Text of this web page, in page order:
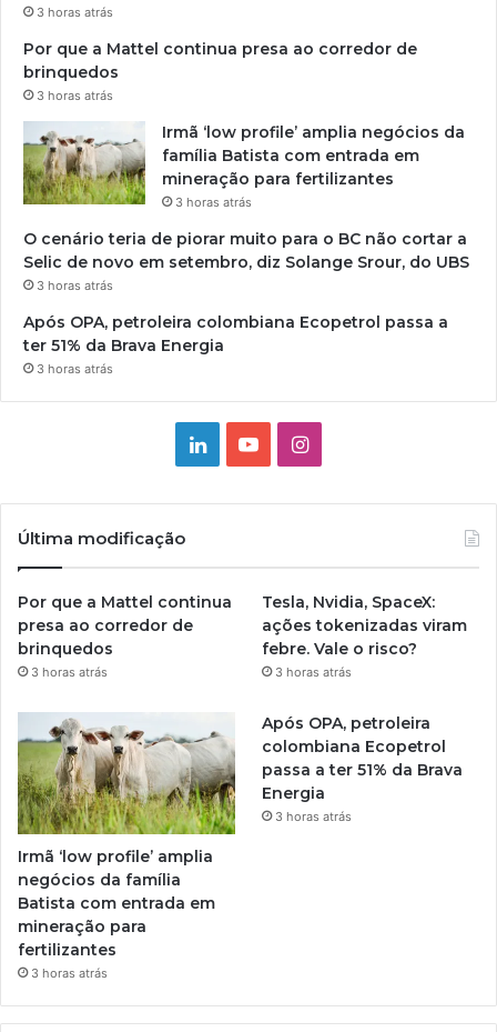
3 horas atrás
Por que a Mattel continua presa ao corredor de
brinquedos
3 horas atrás
Irmã ‘low profile’ amplia negócios da
família Batista com entrada em
mineração para fertilizantes
3 horas atrás
O cenário teria de piorar muito para o BC não cortar a
Selic de novo em setembro, diz Solange Srour, do UBS
3 horas atrás
Após OPA, petroleira colombiana Ecopetrol passa a
ter 51% da Brava Energia
3 horas atrás
LinkedinYouTubeInstagram
Última modificação
Por que a Mattel continua
presa ao corredor de
brinquedos
3 horas atrás
Tesla, Nvidia, SpaceX:
ações tokenizadas viram
febre. Vale o risco?
3 horas atrás
Irmã ‘low profile’ amplia
negócios da família
Batista com entrada em
mineração para
fertilizantes
3 horas atrás
Após OPA, petroleira
colombiana Ecopetrol
passa a ter 51% da Brava
Energia
3 horas atrás